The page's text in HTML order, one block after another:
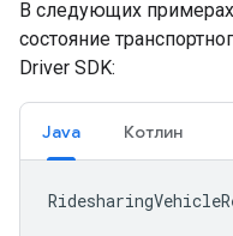
В следующих примерах
состояние
Driver SDK:
Java Котлин